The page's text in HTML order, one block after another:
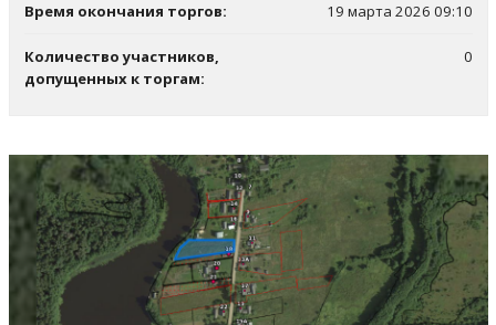
Время окончания торгов: 19 марта 2026 09:10
Количество участников,
допущенных к торгам:
0